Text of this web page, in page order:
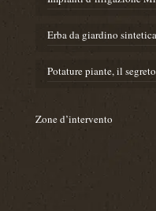
Erba da giardino
Potature piante, il
Zone d’intervento